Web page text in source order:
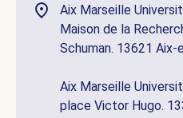
Aix Marseille
Maison de la
Schuman. 13621
Aix Marseille
place Victor Hugo.